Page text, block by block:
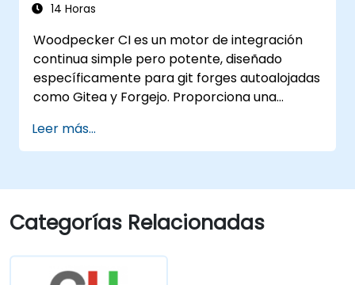
14 Horas
Woodpecker CI es un motor de integración
continua simple pero potente, diseñado
específicamente para git forges autoalojadas
como Gitea y Forgejo. Proporciona una
y sin la complejidad ni los costos de licencia
de las plataformas empresariales de
Leer más...
Categorías Relacionadas